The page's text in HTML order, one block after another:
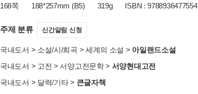
168쪽 188*257mm (B5) 319g ISBN : 9788936477554
주제 분류 신간알림 신청
국내도서 > 소설/시/희곡 > 세계의 소설 > 아일랜드소설
국내도서 > 고전 >서양고전문학> 서양현대고전
국내도서 > 달력/기타> 큰글자책